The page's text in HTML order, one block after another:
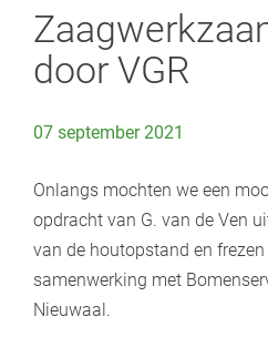
door VGR
07 september 2021
Onlangs mochten we een
opdracht van G. van de Ven
van de houtopstand en
samenwerking met
Nieuwaal.